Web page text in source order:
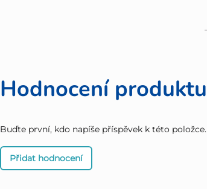
Hodnocení produktu
Buďte první, kdo napíše příspěvek k této položce.
Přidat hodnocení